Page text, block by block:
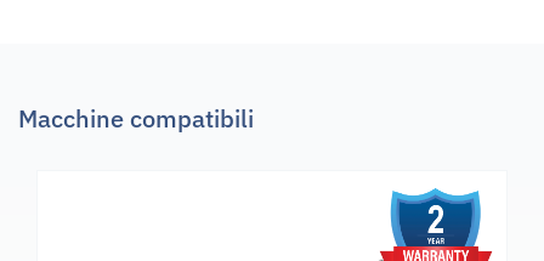
Macchine compatibili